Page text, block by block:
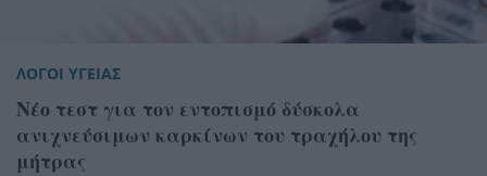
ΛΟΓΟΙ ΥΓΕΙΑΣ
Νέο τεστ για τον εντοπισμό δύσκολα
ανιχνεύσιμων καρκίνων του τραχήλου της
μήτρας